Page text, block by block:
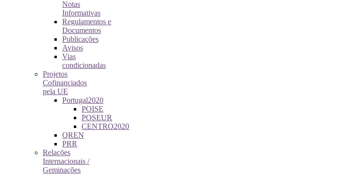
Notas
Informativas
Regulamentos e
Documentos
Publicações
Avisos
Vias
condicionadas
Projetos
Cofinanciados
pela UE
Portugal2020
POISE
POSEUR
CENTRO2020
QREN
PRR
Relações
Internacionais /
Geminações